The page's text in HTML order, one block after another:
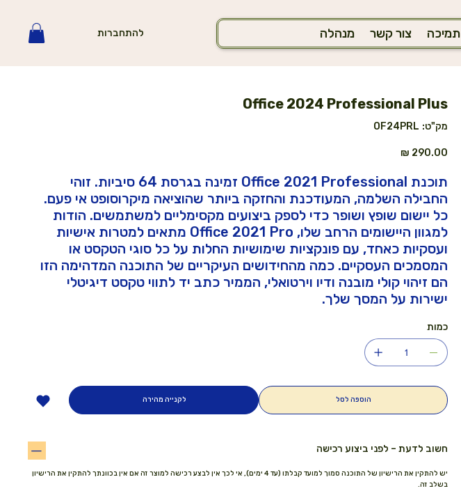
להתחברות תמיכה צור קשר מנהלה
Office 2024 Professional Plus
מק"ט:
מק"ט
OF24PRL
OF24PRL
מחיר
תוכנת Office 2021 Professional זמינה בגרסת 64 סיביות. זוהי
החבילה השלמה, המעודכנת והחזקה ביותר שהוציאה מיקרוסופט אי פעם.
כל יישום שופץ ושופר כדי לספק ביצועים מקסימליים למשתמשים. הודות
למגוון היישומים הרחב שלו, Office 2021 Pro מתאים למטרות אישיות
ועסקיות כאחד, עם פונקציות שימושיות החלות על כל סוגי הטקסט או
המסמכים העסקיים. כמה מהחידושים העיקריים של התוכנה המדהימה הזו
הם זיהוי קולי מובנה ודיו וירטואלי, הממיר כתב יד לתווי טקסט דיגיטלי
ישירות על המסך שלך.
כמות
הוספה לסל לקנייה מהירה
חשוב לדעת – לפני ביצוע רכישה
יש להתקין את הרישיון של התוכנה סמוך למועד קבלתו (עד 4 ימים), אי לכך אין לבצע רכישה למוצר זה אם אין בכוונתך להתקין את הרישיון
בשלב זה.